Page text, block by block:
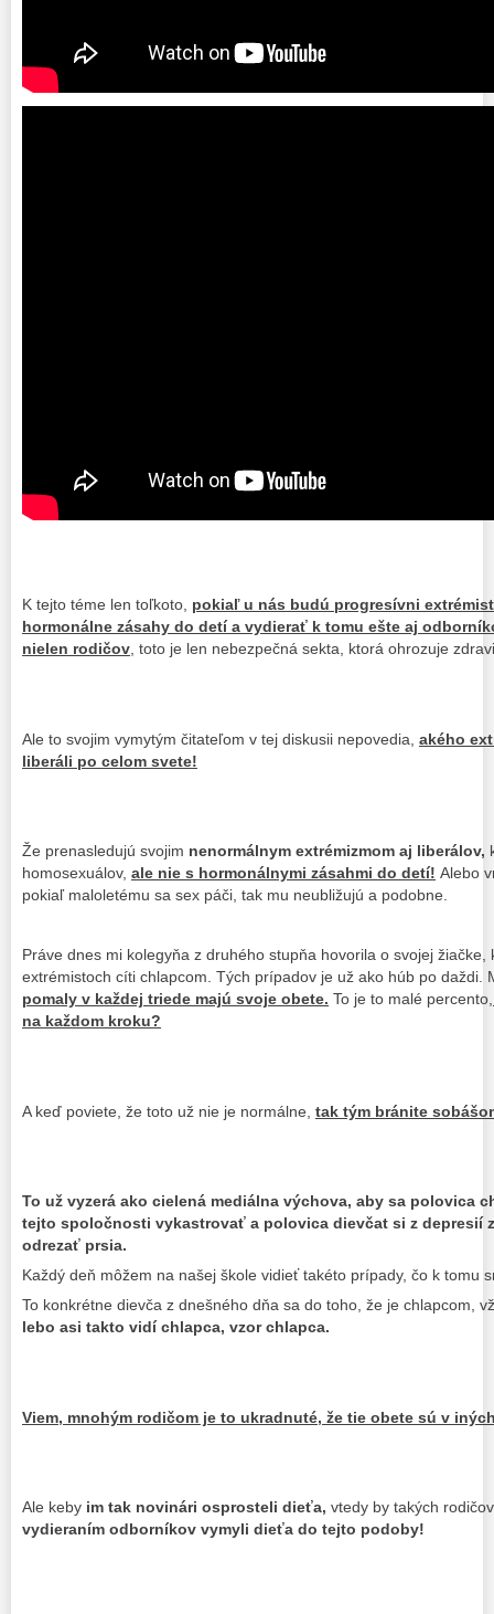
K tejto téme len toľkoto, pokiaľ u nás budú progresívni
hormonálne zásahy do detí a vydierať k tomu ešte aj
nielen rodičov , toto je len nebezpečná sekta, ktorá ohrozuje
Ale to svojim vymytým čitateľom v tej diskusii nepovedia, akého
liberáli po celom svete!
Že prenasledujú svojim nenormálnym extrémizmom aj liberálov,
homosexuálov, ale nie s hormonálnymi zásahmi do detí! Alebo
pokiaľ maloletému sa sex páči, tak mu neubližujú a podobne.
Práve dnes mi kolegyňa z druhého stupňa hovorila o svojej
extrémistoch cíti chlapcom. Tých prípadov je už ako húb po daždi.
pomaly v každej triede majú svoje obete. To je to malé percento,
na každom kroku?
A keď poviete, že toto už nie je normálne, tak tým bránite
To už vyzerá ako cielená mediálna výchova, aby sa polovica
tejto spoločnosti vykastrovať a polovica dievčat si z depresií
odrezať prsia.
Každý deň môžem na našej škole vidieť takéto prípady, čo k tomu
To konkrétne dievča z dnešného dňa sa do toho, že je chlapcom,
lebo asi takto vidí chlapca, vzor chlapca.
Viem, mnohým rodičom je to ukradnuté, že tie obete sú v
Ale keby im tak novinári osprosteli dieťa, vtedy by takých
vydieraním odborníkov vymyli dieťa do tejto podoby!